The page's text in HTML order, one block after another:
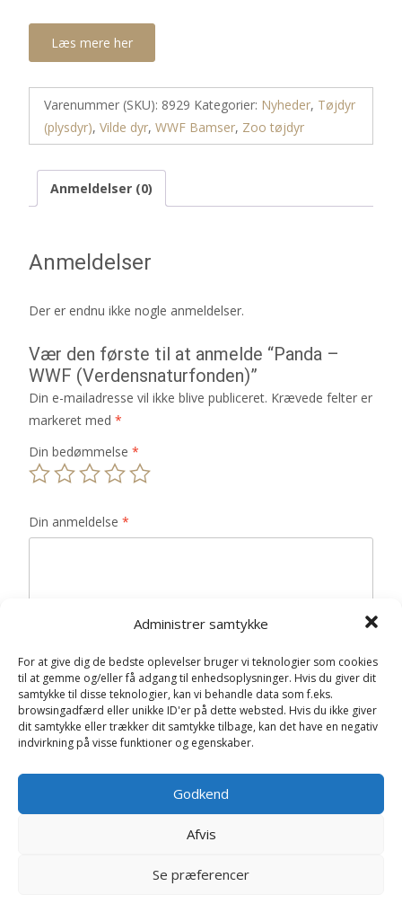
Administrer samtykke
For at give dig de bedste oplevelser bruger vi teknologier som cookies
til at gemme og/eller få adgang til enhedsoplysninger. Hvis du giver dit
samtykke til disse teknologier, kan vi behandle data som f.eks.
browsingadfærd eller unikke ID'er på dette websted. Hvis du ikke giver
dit samtykke eller trækker dit samtykke tilbage, kan det have en negativ
indvirkning på visse funktioner og egenskaber.
Godkend
Afvis
Se præferencer
Læs mere her
Varenummer (SKU): 8929 Kategorier: Nyheder, Tøjdyr
(plysdyr), Vilde dyr, WWF Bamser, Zoo tøjdyr
Anmeldelser (0)
Anmeldelser
Der er endnu ikke nogle anmeldelser.
Vær den første til at anmelde “Panda –
WWF (Verdensnaturfonden)”
Din e-mailadresse vil ikke blive publiceret. Krævede felter er
markeret med *
Din bedømmelse *
Din anmeldelse *
E-mail*
Gem mit navn, mail og websted i denne browser til
næste gang jeg kommenterer.